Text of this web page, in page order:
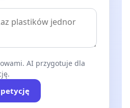
AI przygotuje dla